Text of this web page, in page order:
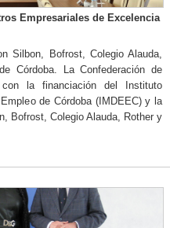
Empresariales de Excelencia
Silbon, Bofrost, Colegio Alauda,
Córdoba. La Confederación de
con la financiación del Instituto
de Córdoba (IMDEEC) y la
Bofrost, Colegio Alauda, Rother y